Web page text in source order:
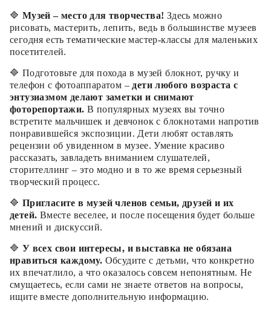
🔷 Музей – место для творчества! Здесь можно
рисовать, мастерить, лепить, ведь в большинстве музеев
сегодня есть тематические мастер-классы для маленьких
посетителей.
🔷 Подготовьте для похода в музей блокнот, ручку и
телефон с фотоаппаратом – дети любого возраста с
энтузиазмом делают заметки и снимают
фоторепортажи. В популярных музеях вы точно
встретите мальчишек и девчонок с блокнотами напротив
понравившейся экспозиции. Дети любят оставлять
рецензии об увиденном в музее. Умение красиво
рассказать, завладеть вниманием слушателей,
сторителлинг – это модно и в то же время серьезный
творческий процесс.
🔷 Пригласите в музей членов семьи, друзей и их
детей. Вместе веселее, и после посещения будет больше
мнений и дискуссий.
🔷 У всех свои интересы, и выставка не обязана
нравиться каждому. Обсудите с детьми, что конкретно
их впечатлило, а что оказалось совсем непонятным. Не
смущаетесь, если сами не знаете ответов на вопросы,
ищите вместе дополнительную информацию.